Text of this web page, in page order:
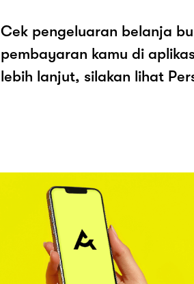
Cek pengeluaran belanja
pembayaran kamu di
lebih lanjut, silakan lihat